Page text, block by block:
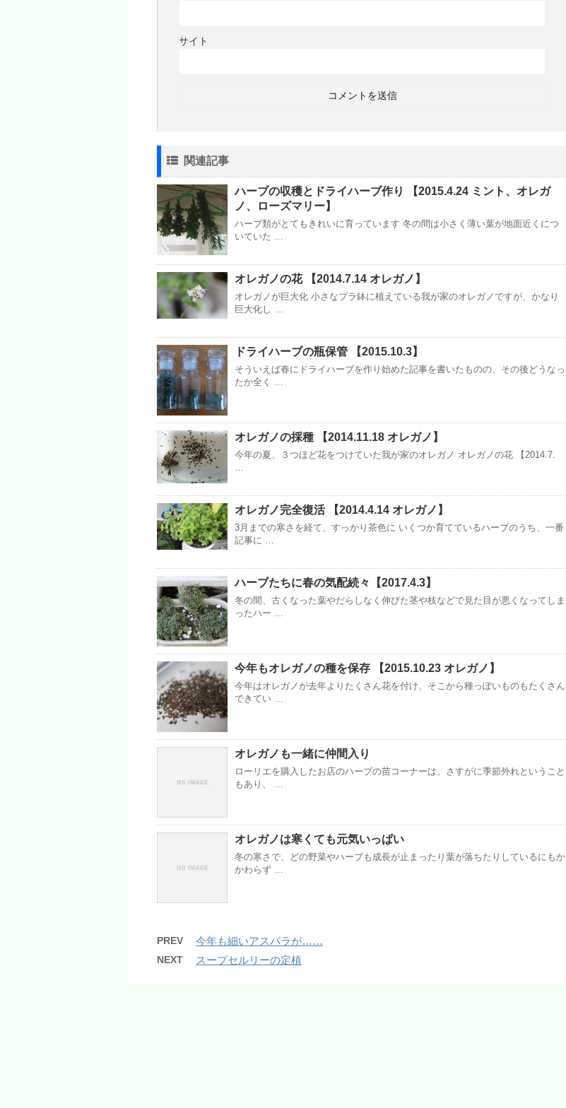
サイト
関連記事
ハーブの収穫とドライハーブ作り 【2015.4.24 ミント、オレガ
ノ、ローズマリー】
ハーブ類がとてもきれいに育っています 冬の間は小さく薄い葉が地面近くにつ
いていた …
オレガノの花 【2014.7.14 オレガノ】
オレガノが巨大化 小さなプラ鉢に植えている我が家のオレガノですが、かなり
巨大化し …
ドライハーブの瓶保管 【2015.10.3】
そういえば春にドライハーブを作り始めた記事を書いたものの、その後どうなっ
たか全く …
オレガノの採種 【2014.11.18 オレガノ】
今年の夏、３つほど花をつけていた我が家のオレガノ オレガノの花 【2014.7.
…
オレガノ完全復活 【2014.4.14 オレガノ】
3月までの寒さを経て、すっかり茶色に いくつか育てているハーブのうち、一番
記事に …
ハーブたちに春の気配続々【2017.4.3】
冬の間、古くなった葉やだらしなく伸びた茎や枝などで見た目が悪くなってしま
ったハー …
今年もオレガノの種を保存 【2015.10.23 オレガノ】
今年はオレガノが去年よりたくさん花を付け、そこから種っぽいものもたくさん
できてい …
オレガノも一緒に仲間入り
ローリエを購入したお店のハーブの苗コーナーは、さすがに季節外れということ
もあり、 …
オレガノは寒くても元気いっぱい
冬の寒さで、どの野菜やハーブも成長が止まったり葉が落ちたりしているにもか
かわらず …
PREV 今年も細いアスパラが……
NEXT スープセルリーの定植